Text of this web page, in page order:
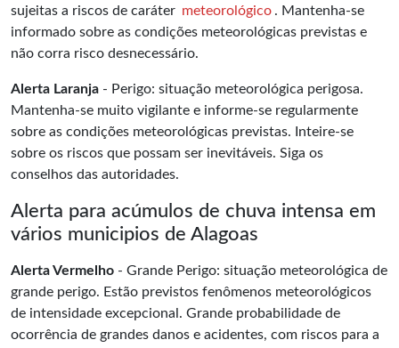
sujeitas a riscos de caráter meteorológico . Mantenha-se
informado sobre as condições meteorológicas previstas e
não corra risco desnecessário.
Alerta Laranja - Perigo: situação meteorológica perigosa.
Mantenha-se muito vigilante e informe-se regularmente
sobre as condições meteorológicas previstas. Inteire-se
sobre os riscos que possam ser inevitáveis. Siga os
conselhos das autoridades.
Alerta para acúmulos de chuva intensa em
vários municipios de Alagoas
Alerta Vermelho - Grande Perigo: situação meteorológica de
grande perigo. Estão previstos fenômenos meteorológicos
de intensidade excepcional. Grande probabilidade de
ocorrência de grandes danos e acidentes, com riscos para a